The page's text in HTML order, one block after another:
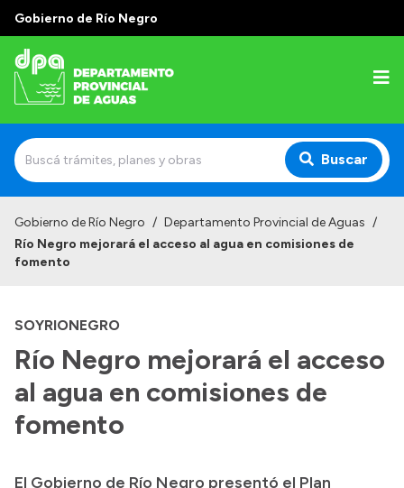
Gobierno de Río Negro
Buscar
Institucional
Estructura
Autoridades
Normativa
Delegaciones
Gobierno de Río Negro / Departamento Provincial de Aguas /
Río Negro mejorará el acceso al agua en comisiones de
fomento
SOYRIONEGRO
Río Negro mejorará el acceso
al agua en comisiones de
fomento
El Gobierno de Río Negro presentó el Plan